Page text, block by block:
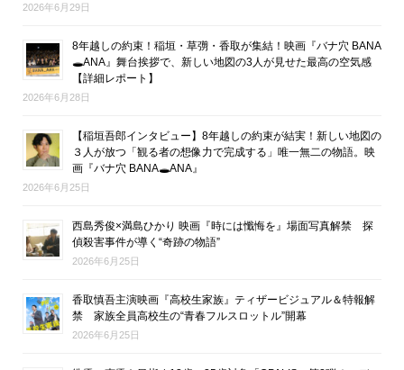
2026年6月29日
8年越しの約束！稲垣・草彅・香取が集結！映画『バナ穴 BANA
🕳ANA』舞台挨拶で、新しい地図の3人が見せた最高の空気感
【詳細レポート】
2026年6月28日
【稲垣吾郎インタビュー】8年越しの約束が結実！新しい地図の
３人が放つ「観る者の想像力で完成する」唯一無二の物語。映
画『バナ穴 BANA🕳ANA』
2026年6月25日
西島秀俊×満島ひかり 映画『時には懺悔を』場面写真解禁 探
偵殺害事件が導く“奇跡の物語”
2026年6月25日
香取慎吾主演映画『高校生家族』ティザービジュアル＆特報解
禁 家族全員高校生の“青春フルスロットル”開幕
2026年6月25日